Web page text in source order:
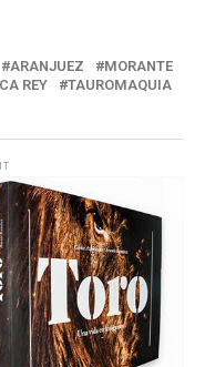
ARANJUEZ
MORANTE
REY
TAUROMAQUIA